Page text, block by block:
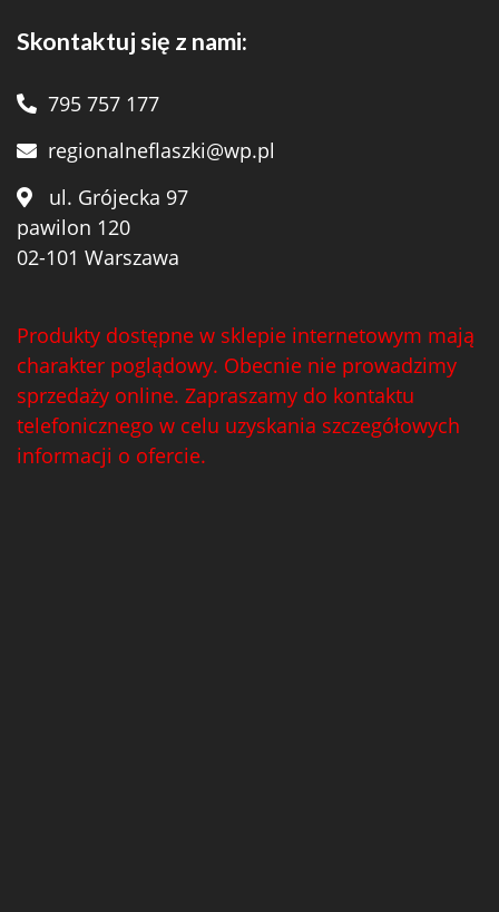
Skontaktuj się z nami:
795 757 177
regionalneflaszki@wp.pl
ul. Grójecka 97
pawilon 120
02-101 Warszawa
Produkty dostępne w sklepie internetowym mają
charakter poglądowy. Obecnie nie prowadzimy
sprzedaży online. Zapraszamy do kontaktu
telefonicznego w celu uzyskania szczegółowych
informacji o ofercie.